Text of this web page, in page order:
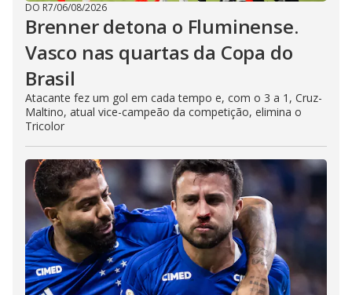
DO R7/06/08/2026
Brenner detona o Fluminense.
Vasco nas quartas da Copa do
Brasil
Atacante fez um gol em cada tempo e, com o 3 a 1, Cruz-
Maltino, atual vice-campeão da competição, elimina o
Tricolor